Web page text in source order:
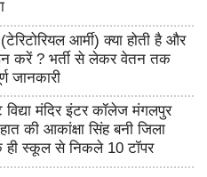
आर्मी) क्या होती है और
करें ? भर्ती से लेकर वेतन तक
जानकारी
मंदिर इंटर कॉलेज मंगलपुर
की आकांक्षा सिंह बनी जिला
ही स्कूल से निकले 10 टॉपर